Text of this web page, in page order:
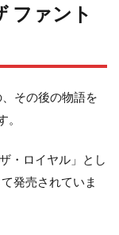
ファント
その後の物語を
・ロイヤル」とし
発売されていま